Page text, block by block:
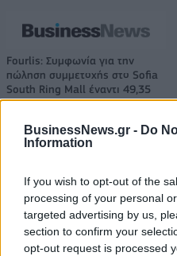
BusinessNews.gr - Do
Information
If you wish to opt-out of the
processing of your personal
targeted advertising by us,
section to confirm your
opt-out request is processed
Fourlis: Συμφωνία για την
πώληση συμμετοχής στο Sofia
South Ring Mall έναντι 49,35
εκατ. ευρώ
πρόγραμμα στήριξης- Κάλυψη
Η Toyota φέρνει νέα γενιά